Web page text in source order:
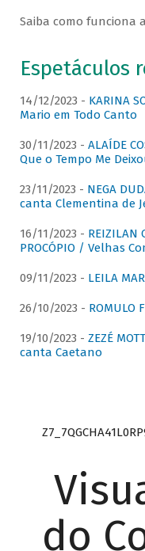
Saiba como funciona a
Espetáculos
14/12/2023 - KARINA
Mario em Todo Canto
30/11/2023 - ALAÍDE
Que o Tempo Me
23/11/2023 - NEGA
canta Clementina de
16/11/2023 - REIZILAN
PROCÓPIO / Velhas
09/11/2023 - LEILA
26/10/2023 - ROMULO
19/10/2023 - ZEZÉ
canta Caetano
do